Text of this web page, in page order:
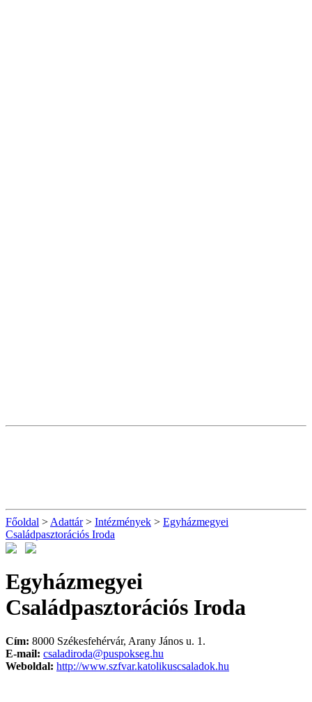
Főoldal > Adattár> Intézmények > Egyházmegyei
Családpasztorációs Iroda
Egyházmegyei
Családpasztorációs Iroda
Cím: 8000 Székesfehérvár, Arany János u. 1.
E-mail: csaladiroda@puspokseg.hu
Weboldal: http://www.szfvar.katolikuscsaladok.hu